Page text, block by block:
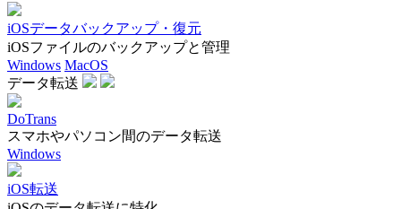
iOSデータバックアップ・復元
iOSファイルのバックアップと管理
Windows MacOS
データ転送
DoTrans
スマホやパソコン間のデータ転送
Windows
iOS転送